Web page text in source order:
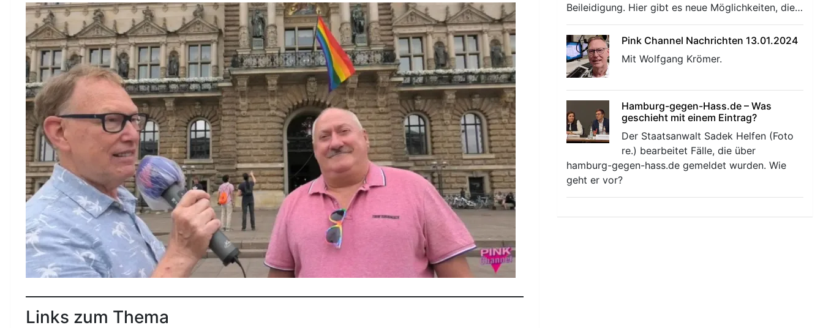
Links zum Thema
Beileidigung. Hier gibt es neue Möglichkeiten, die…
Pink Channel Nachrichten 13.01.2024
Mit Wolfgang Krömer.
Hamburg-gegen-Hass.de – Was
geschieht mit einem Eintrag?
Der Staatsanwalt Sadek Helfen (Foto
re.) bearbeitet Fälle, die über
hamburg-gegen-hass.de gemeldet wurden. Wie
geht er vor?